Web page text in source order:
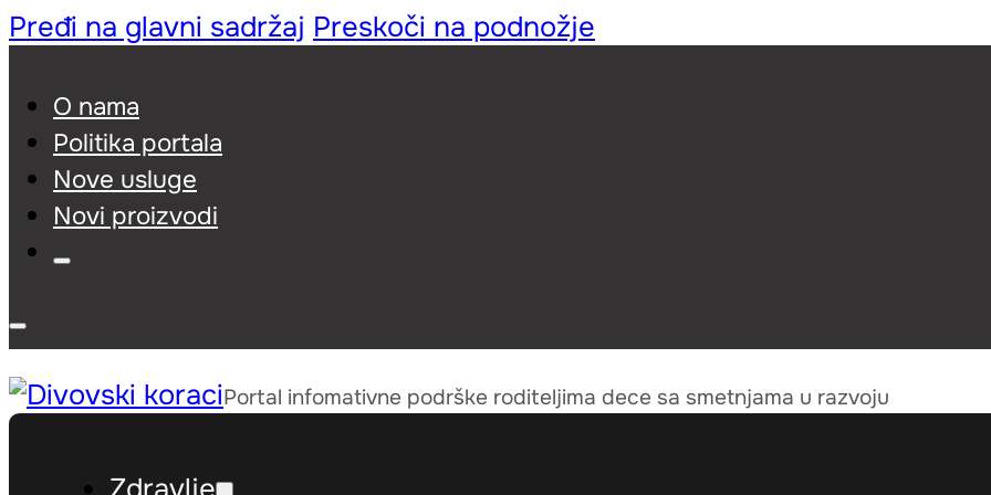
Pređi na glavni sadržaj Preskoči na podnožje
O nama
Politika portala
Nove usluge
Novi proizvodi
Portal infomativne podrške roditeljima dece sa smetnjama u razvoju